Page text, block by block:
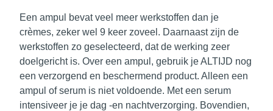
Een ampul bevat veel meer werkstoffen dan je
crèmes, zeker wel 9 keer zoveel. Daarnaast zijn de
werkstoffen zo geselecteerd, dat de werking zeer
doelgericht is. Over een ampul, gebruik je ALTIJD nog
een verzorgend en beschermend product. Alleen een
ampul of serum is niet voldoende. Met een serum
intensiveer je je dag -en nachtverzorging. Bovendien,